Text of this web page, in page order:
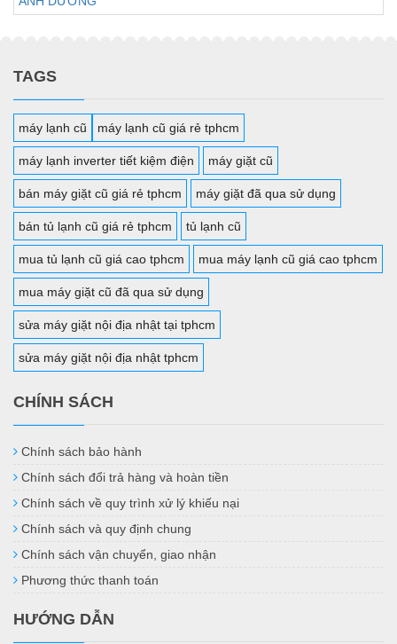
TAGS
máy lạnh cũ máy lạnh cũ giá rẻ tphcm
máy lạnh inverter tiết kiệm điện máy giặt cũ
bán máy giặt cũ giá rẻ tphcm máy giặt đã qua sử dụng
bán tủ lạnh cũ giá rẻ tphcm tủ lạnh cũ
mua tủ lạnh cũ giá cao tphcm mua máy lạnh cũ giá cao tphcm
mua máy giặt cũ đã qua sử dụng
sửa máy giặt nội địa nhật tại tphcm
sửa máy giặt nội địa nhật tphcm
CHÍNH SÁCH
Chính sách bảo hành
Chính sách đổi trả hàng và hoàn tiền
Chính sách về quy trình xử lý khiếu nại
Chính sách và quy định chung
Chính sách vận chuyển, giao nhận
Phương thức thanh toán
HƯỚNG DẪN